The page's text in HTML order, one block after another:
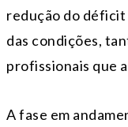
redução do
das condições,
profissionais que
A fase em